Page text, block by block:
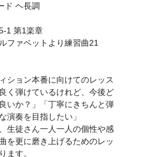
ド ヘ長調
1 第1楽章
ファベットより練習曲21
ション本番に向けてのレッス
く弾けているけれど、今後ど
いか？」「丁寧にきちんと弾
演奏を目指したい」
生徒さん一人一人の個性や感
を更に磨き上げるためのレッ
ます。